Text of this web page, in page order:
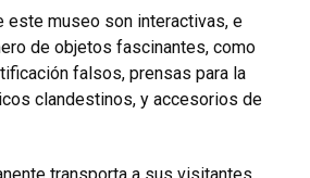
este museo son interactivas, e
de objetos fascinantes, como
falsos, prensas para la
clandestinos, y accesorios de
transporta a sus visitantes